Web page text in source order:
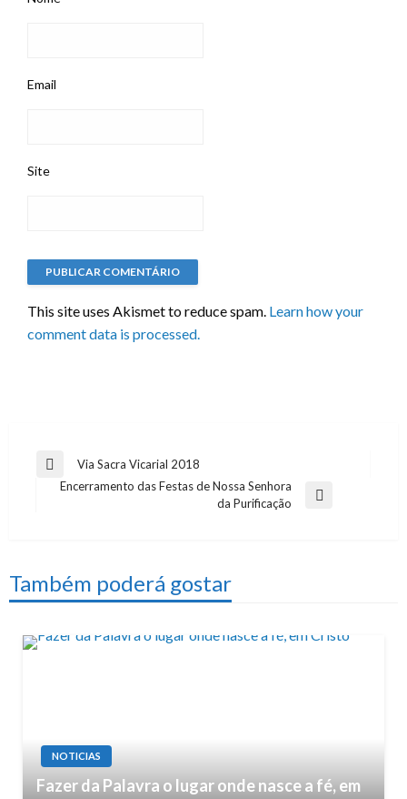
Email
Site
This site uses Akismet to reduce spam. Learn how your
comment data is processed.
Navegação
PreviousVia Sacra Vicarial 2018
Encerramento das Festas de Nossa Senhora
da Purificação
Também poderá gostar
NOTICIAS
Fazer da Palavra o lugar onde nasce a fé, em